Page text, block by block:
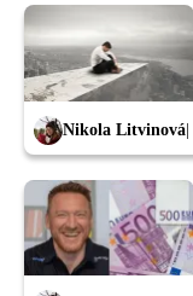
Nikola Litvinová